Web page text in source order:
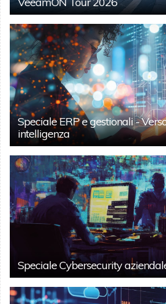
Speciale ERP e gestionali -
intelligenza
Speciale Cybersecurity